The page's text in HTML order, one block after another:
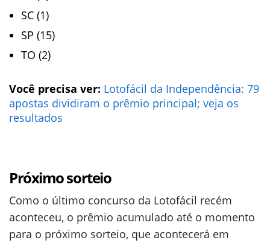
SC (1)
SP (15)
TO (2)
Você precisa ver: Lotofácil da Independência: 79
apostas dividiram o prêmio principal; veja os
resultados
Próximo sorteio
Como o último concurso da Lotofácil recém
aconteceu, o prêmio acumulado até o momento
para o próximo sorteio, que acontecerá em